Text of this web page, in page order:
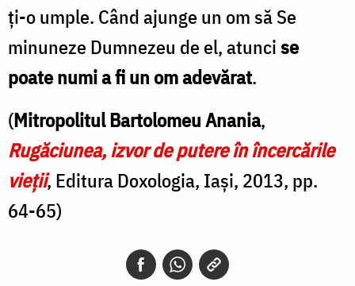
ți-o umple. Când ajunge un om să Se
minuneze Dumnezeu de el, atuncise
poate numi a fi un om adevărat.
(Mitropolitul Bartolomeu Anania,
Rugăciunea, izvor de putere în încercările
vieţii, Editura Doxologia, Iași, 2013, pp.
64-65)